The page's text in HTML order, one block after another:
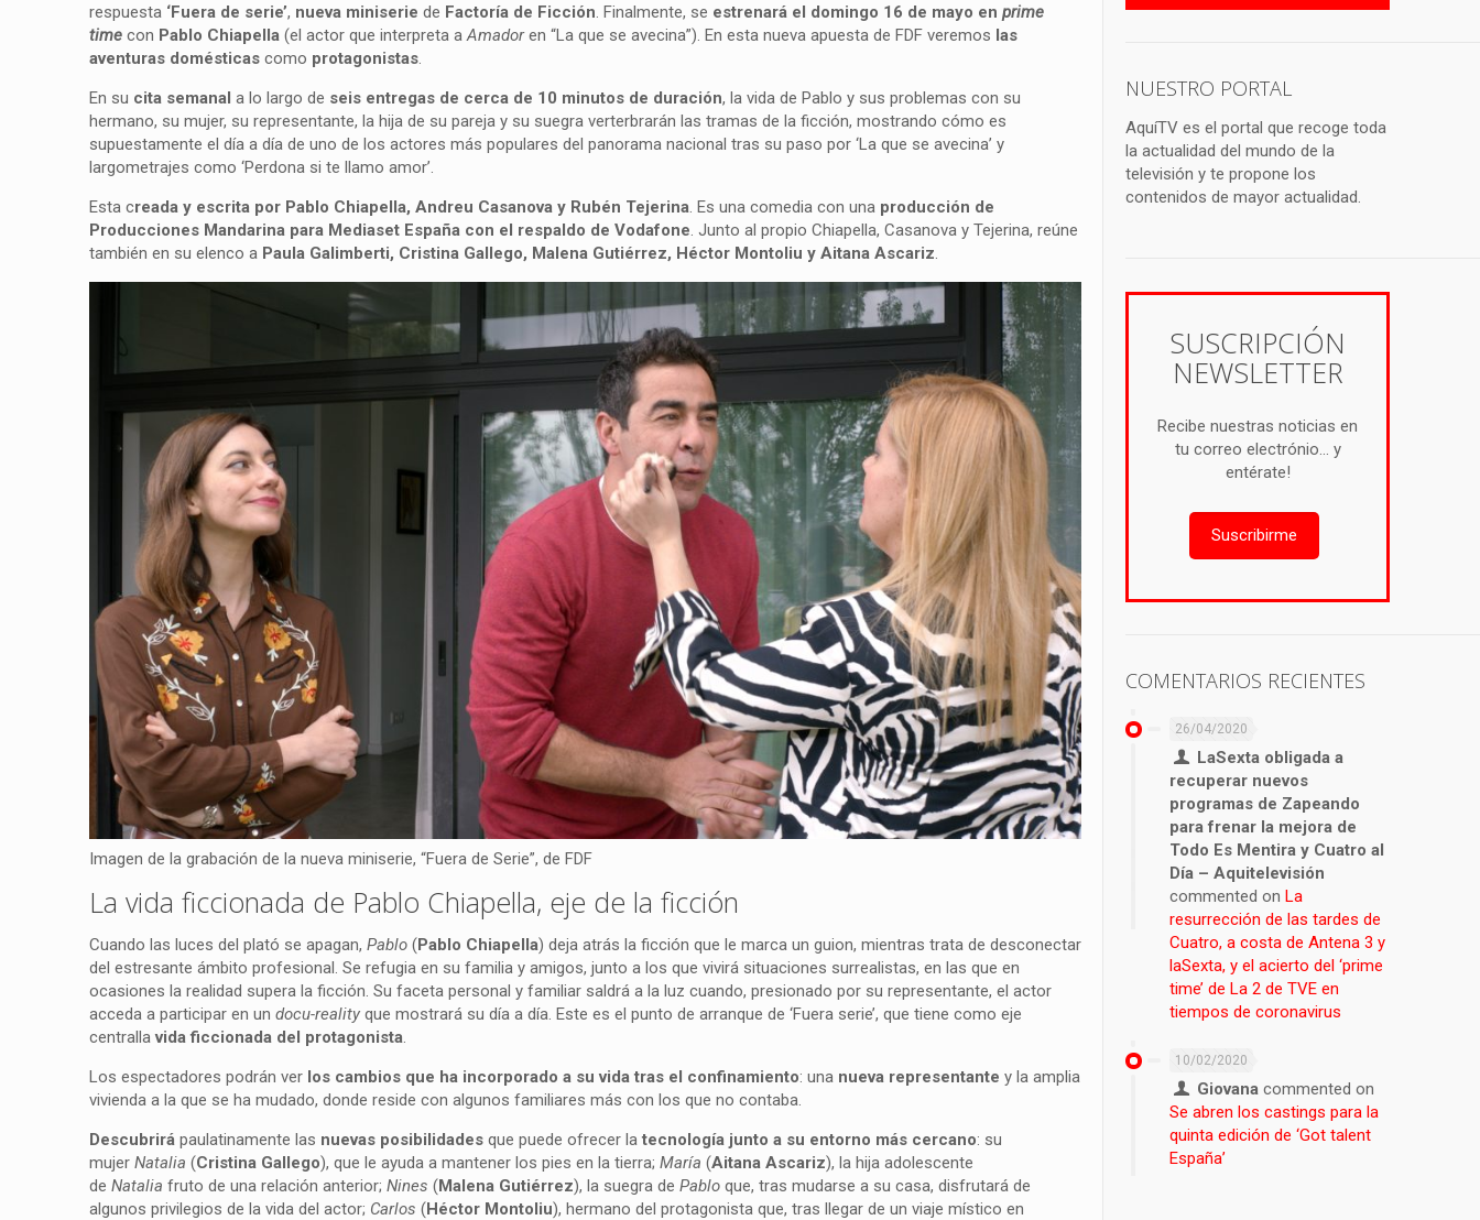
respuesta ‘Fuera de serie’, nueva miniseriede Factoría de Ficción . Finalmente, se estrenará el domingo 16 de mayo enprime
time con Pablo Chiapella (el actor que interpreta aAmadoren “La que se avecina”). En esta nueva apuesta de FDF veremos las
aventuras domésticas como protagonistas
En su cita semanal a lo largo de seis entregas de cerca de 10 minutos de duración, la vida de Pablo y sus problemas con su
hermano, su mujer, su representante, la hija de su pareja y su suegra verterbrarán las tramas de la ficción, mostrando cómo es
supuestamente el día a día de uno de los actores más populares del panorama nacional tras su paso por ‘La que se avecina’ y
largometrajes como ‘Perdona si te llamo amor’.
Esta creada y escrita por Pablo Chiapella, Andreu Casanova y Rubén Tejerina . Es una comedia con una producción de
Producciones Mandarina para Mediaset España con el respaldo de Vodafone . Junto al propio Chiapella, Casanova y Tejerina, reúne
también en su elenco a Paula Galimberti, Cristina Gallego, Malena Gutiérrez, Héctor Montoliu y Aitana Ascariz
Imagen de la grabación de la nueva miniserie, “Fuera de Serie”, de FDF
La vida ficcionada de Pablo Chiapella, eje de la ficción
Cuando las luces del plató se apagan,Pablo (Pablo Chiapella) deja atrás la ficción que le marca un guion, mientras trata de desconectar
del estresante ámbito profesional. Se refugia en su familia y amigos, junto a los que vivirá situaciones surrealistas, en las que en
ocasiones la realidad supera la ficción. Su faceta personal y familiar saldrá a la luz cuando, presionado por su representante, el actor
acceda a participar en undocu-reality que mostrará su día a día. Este es el punto de arranque de ‘Fuera serie’, que tiene como eje
centrallavida ficcionada del protagonista.
Los espectadores podrán ver los cambios que ha incorporado a su vida tras el confinamiento: una nueva representante y la amplia
vivienda a la que se ha mudado, donde reside con algunos familiares más con los que no contaba.
Descubrirá paulatinamente las nuevas posibilidades que puede ofrecer latecnología junto a su entorno más cercano: su
mujerNatalia (Cristina Gallego), que le ayuda a mantener los pies en la tierra;María (Aitana Ascariz), la hija adolescente
deNatalia fruto de una relación anterior;Nines (Malena Gutiérrez), la suegra dePablo que, tras mudarse a su casa, disfrutará de
algunos privilegios de la vida del actor; Carlos (Héctor Montoliu), hermano del protagonista que, tras llegar de un viaje místico en
NUESTRO PORTAL
AquíTV es el portal que recoge toda
la actualidad del mundo de la
televisión y te propone los
contenidos de mayor actualidad.
SUSCRIPCIÓN
NEWSLETTER
Recibe nuestras noticias en
tu correo electrónio... y
entérate!
Suscribirme
COMENTARIOS RECIENTES
26/04/2020
LaSexta obligada a
recuperar nuevos
programas de Zapeando
para frenar la mejora de
Todo Es Mentira y Cuatro al
Día – Aquitelevisión
commented onLa
resurrección de las tardes de
Cuatro, a costa de Antena 3 y
laSexta, y el acierto del ‘prime
time’ de La 2 de TVE en
tiempos de coronavirus
10/02/2020
Giovana commented on
Se abren los castings para la
quinta edición de ‘Got talent
España’